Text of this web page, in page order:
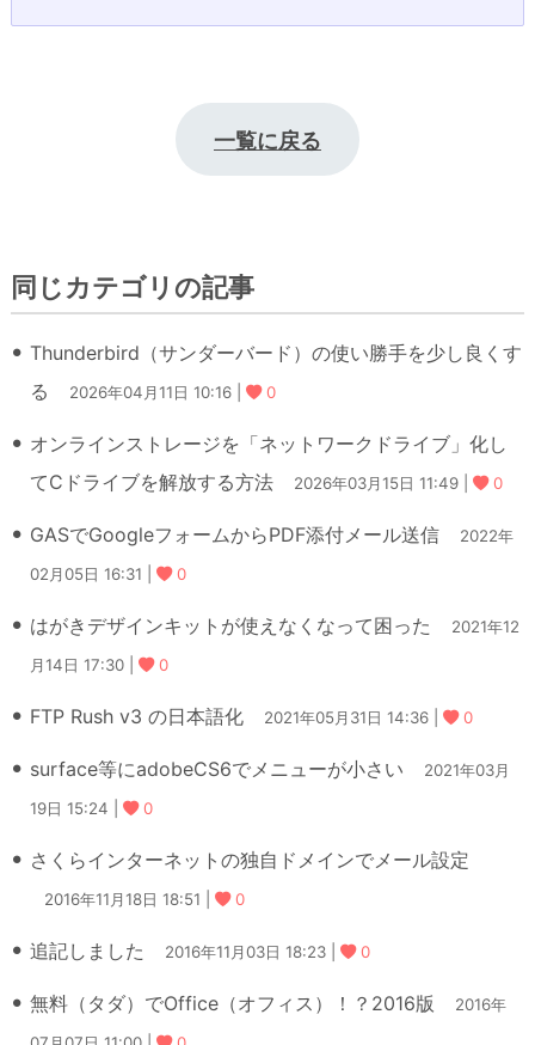
一覧に戻る
同じカテゴリの記事
Thunderbird（サンダーバード）の使い勝手を少し良くす
る
2026年04月11日 10:16 | 0
オンラインストレージを「ネットワークドライブ」化し
てCドライブを解放する方法
2026年03月15日 11:49 | 0
GASでGoogleフォームからPDF添付メール送信
2022年
02月05日 16:31 |
0
はがきデザインキットが使えなくなって困った
2021年12
月14日 17:30 |
0
FTP Rush v3 の日本語化 2021年05月31日 14:36 | 0
surface等にadobeCS6でメニューが小さい
2021年03月
19日 15:24 |
0
さくらインターネットの独自ドメインでメール設定
2016年11月18日 18:51 | 0
追記しました 2016年11月03日 18:23 | 0
無料（タダ）でOffice（オフィス）！？2016版
2016年